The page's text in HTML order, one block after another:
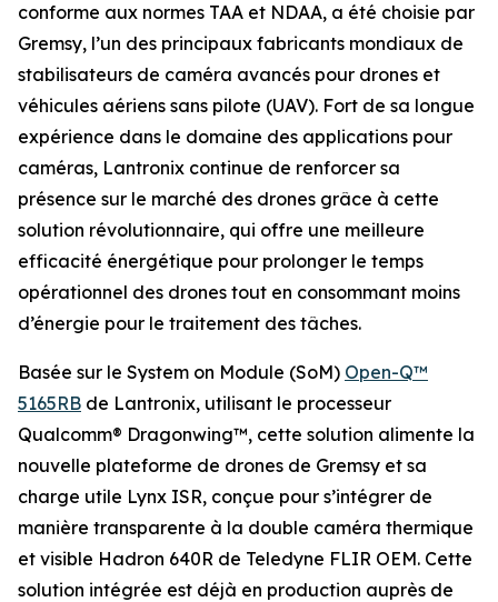
conforme aux normes TAA et NDAA, a été choisie par
Gremsy, l’un des principaux fabricants mondiaux de
stabilisateurs de caméra avancés pour drones et
véhicules aériens sans pilote (UAV). Fort de sa longue
expérience dans le domaine des applications pour
caméras, Lantronix continue de renforcer sa
présence sur le marché des drones grâce à cette
solution révolutionnaire, qui offre une meilleure
efficacité énergétique pour prolonger le temps
opérationnel des drones tout en consommant moins
d’énergie pour le traitement des tâches.
Basée sur le System on Module (SoM) Open-Q™
5165RB de Lantronix, utilisant le processeur
Qualcomm® Dragonwing™, cette solution alimente la
nouvelle plateforme de drones de Gremsy et sa
charge utile Lynx ISR, conçue pour s’intégrer de
manière transparente à la double caméra thermique
et visible Hadron 640R de Teledyne FLIR OEM. Cette
solution intégrée est déjà en production auprès de